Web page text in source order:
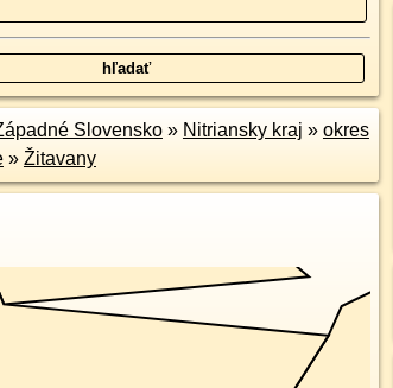
Slovensko» Nitriansky kraj » okres
» Žitavany